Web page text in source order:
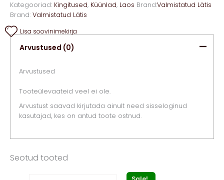
Kategooriad: Kingitused, Küünlad, Laos Brand:Valmistatud Lätis
Brand: Valmistatud Lätis
Lisa soovinimekirja
Arvustused (0)
Arvustused
Tooteülevaateid veel ei ole.
Arvustust saavad kirjutada ainult need sisseloginud
kasutajad, kes on antud toote ostnud.
Seotud tooted